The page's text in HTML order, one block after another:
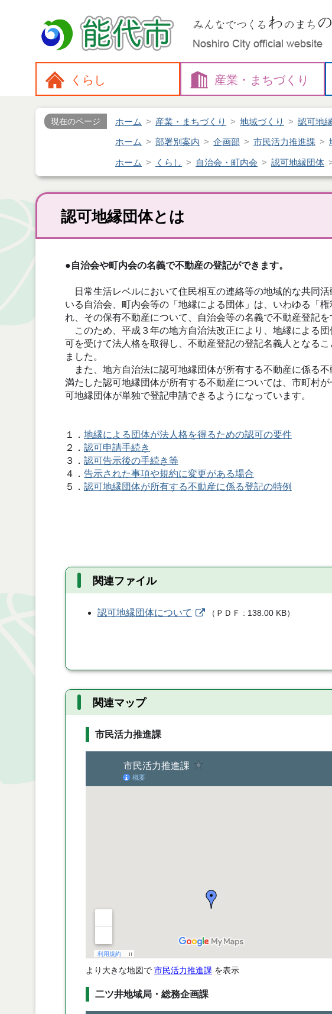
くらし 産業・ まちづくり
現在のページ ホーム 産業・まちづくり 地域づくり 認可地
ホーム 部署別案内 企画部 市民活力推進課
ホーム くらし 自治会・町内会 認可地縁団体
認可地縁団体とは
●自治会や町内会の名義で不動産の登記ができます。
日常生活レベルにおいて住民相互の連絡等の地域的な共同
いる 自治会、町内会等の「地縁による団体」は、いわゆる「
れ、その保有不動産について、自治会等の名義で不動産登記を
このため、平成３年の地方自治法改正により、地縁による
可を受けて法人格を取得し、不動産登記の登記名義人となる
ました。
また、地方自治法に認可地縁団体が所有する不動産に係る
満たした認可地縁団体が所有する不動産については、市町村
可地縁団体が単独で登記申請できるようになっています。
１． 地縁による団体が法人格を得るための認可の要件
２． 認可申請手続き
３． 認可告示後の手続き等
４． 告示された事項や規約に変更がある場合
５． 認可地縁団体が所有する不動産に係る登記の特例
関連ファイル
認可地縁団体について （ ＰＤＦ 138.00 KB）
関連マップ
市民活力推進課
より大きな地図で 市民活力推進課 を表示
二ツ井地域局・総務企画課